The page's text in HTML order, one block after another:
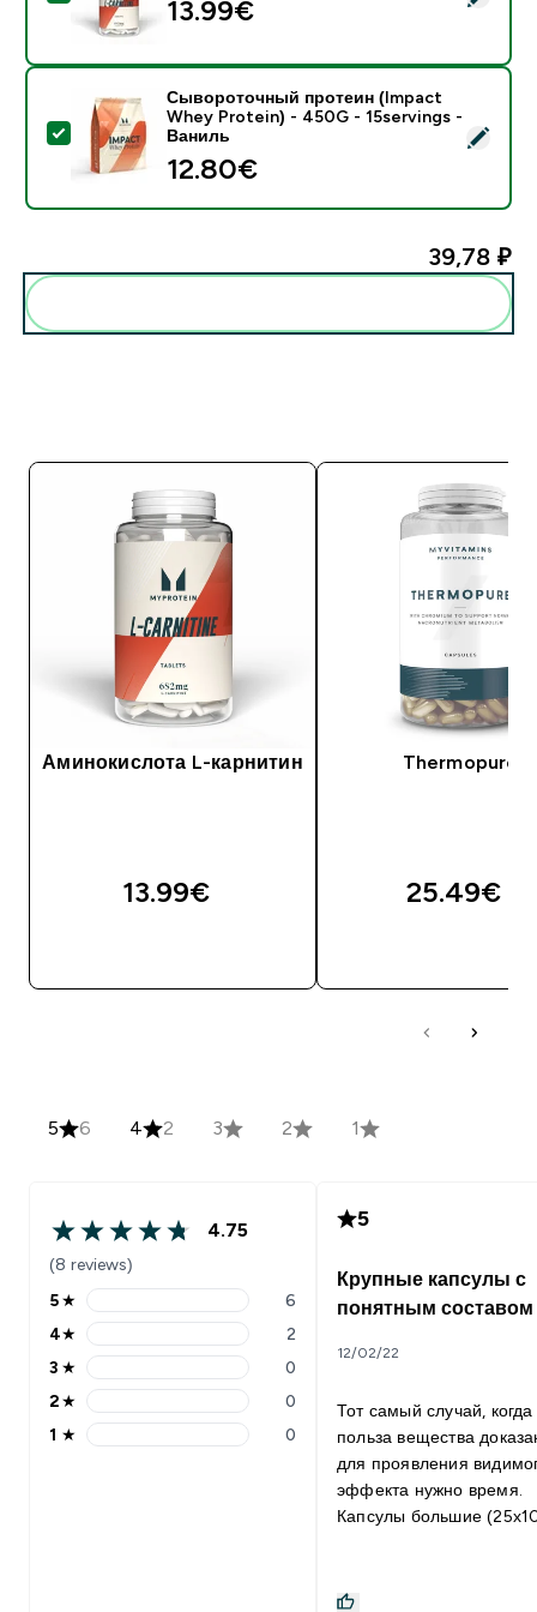
13.99€‎
- Сывороточный протеин (Impact Whey Protein) -
Сывороточный протеин (Impact
Whey Protein) - 450G - 15servings -
Ваниль
12.80€‎
39,78 ₽‎
Аминокислота L-карнитин
13.99€‎
Thermopure
25.49€‎
5 6 4 2 3 2 1
4.75
(8 reviews)
5★
6
4★
2
3 ★
0
2★
0
1 ★ 0
5
Крупные капсулы с
понятным составом
12/02/22
Тот самый случай, когда
польза вещества
для проявления
эффекта нужно время.
Капсулы большие
капсулы разом во